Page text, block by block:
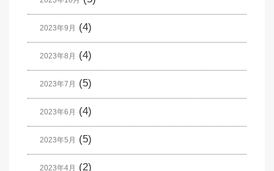
2023年9月 (4)
2023年8月 (4)
2023年7月 (5)
2023年6月 (4)
2023年5月 (5)
2023年4月 (2)